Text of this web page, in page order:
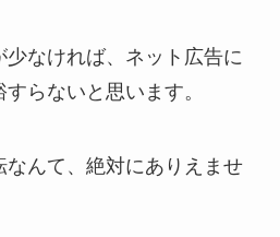
少なければ、ネット広告に
らないと思います。
なんて、絶対にありえませ